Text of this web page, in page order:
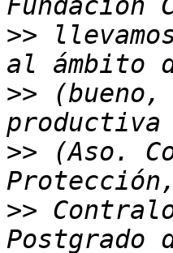
>>
>>
>> (Aso.
>>